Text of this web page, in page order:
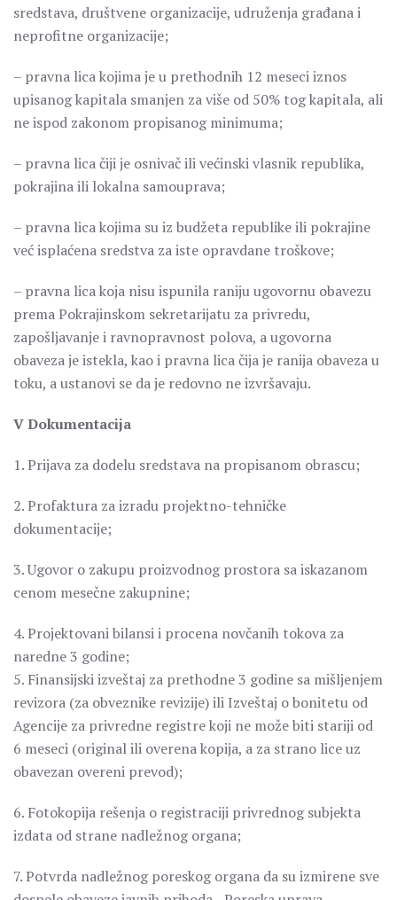
sredstava, društvene organizacije, udruženja građana i
neprofitne organizacije;
– pravna lica kojima je u prethodnih 12 meseci iznos
upisanog kapitala smanjen za više od 50% tog kapitala, ali
ne ispod zakonom propisanog minimuma;
– pravna lica čiji je osnivač ili većinski vlasnik republika,
pokrajina ili lokalna samouprava;
– pravna lica kojima su iz budžeta republike ili pokrajine
već isplaćena sredstva za iste opravdane troškove;
– pravna lica koja nisu ispunila raniju ugovornu obavezu
prema Pokrajinskom sekretarijatu za privredu,
zapošljavanje i ravnopravnost polova, a ugovorna
obaveza je istekla, kao i pravna lica čija je ranija obaveza u
toku, a ustanovi se da je redovno ne izvršavaju.
V Dokumentacija
1. Prijava za dodelu sredstava na propisanom obrascu;
2. Profaktura za izradu projektno-tehničke
dokumentacije;
3. Ugovor o zakupu proizvodnog prostora sa iskazanom
cenom mesečne zakupnine;
4. Projektovani bilansi i procena novčanih tokova za
naredne 3 godine;
5. Finansijski izveštaj za prethodne 3 godine sa mišljenjem
revizora (za obveznike revizije) ili Izveštaj o bonitetu od
Agencije za privredne registre koji ne može biti stariji od
6 meseci (original ili overena kopija, a za strano lice uz
obavezan overeni prevod);
6. Fotokopija rešenja o registraciji privrednog subjekta
izdata od strane nadležnog organa;
7. Potvrda nadležnog poreskog organa da su izmirene sve